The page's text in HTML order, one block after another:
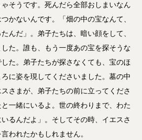
そうです。死んだら全部おしまいなん
かないんです。「畑の中の宝なんて、
んだ」。弟子たちは、暗い顔をして、
た。誰も、もう一度あの宝を探そうな
た。弟子たちが探さなくても、宝のほ
に姿を現してくださいました。墓の中
さまが、弟子たちの前に立ってくださ
一緒にいるよ。世の終わりまで、わた
るんだよ」。そしてその時、イエスさ
われたかもしれません。